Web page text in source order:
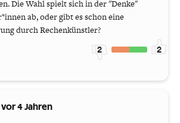
Die Wahl spielt sich in der "Denke"
ab, oder gibt es schon eine
durch Rechenkünstler?
2 2
vor 4 Jahren